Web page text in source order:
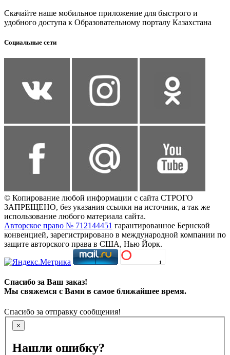
Скачайте наше мобильное приложение для быстрого и
удобного доступа к Образовательному порталу Казахстана
Социальные сети
© Копирование любой информации с сайта СТРОГО
ЗАПРЕЩЕНО, без указания ссылки на источник, а так же
использование любого материала сайта.
Авторское право № 712144451 гарантированное Бернской
конвенцией, зарегистрировано в международной компании по
защите авторского права в США, Нью Йорк.
Спасибо за Ваш заказ!
Мы свяжемся с Вами в самое ближайшее время.
Спасибо за отправку сообщения!
×
Нашли ошибку?